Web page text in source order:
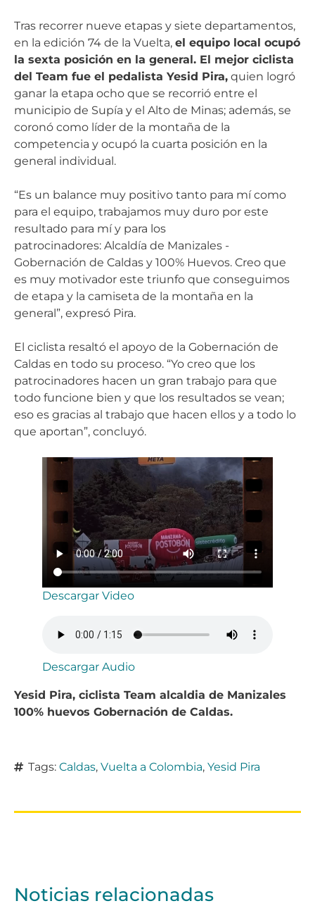
Tras recorrer nueve etapas y siete departamentos,
en la edición 74 de la Vuelta, el equipo local ocupó
la sexta posición en la general. El mejor ciclista
del Team fue el pedalista Yesid Pira, quien logró
ganar la etapa ocho que se recorrió entre el
municipio de Supía y el Alto de Minas; además, se
coronó como líder de la montaña de la
competencia y ocupó la cuarta posición en la
general individual.
“Es un balance muy positivo tanto para mí como
para el equipo, trabajamos muy duro por este
resultado para mí y para los
patrocinadores: Alcaldía de Manizales -
Gobernación de Caldas y 100% Huevos. Creo que
es muy motivador este triunfo que conseguimos
de etapa y la camiseta de la montaña en la
general”, expresó Pira.
El ciclista resaltó el apoyo de la Gobernación de
Caldas en todo su proceso. “Yo creo que los
patrocinadores hacen un gran trabajo para que
todo funcione bien y que los resultados se vean;
eso es gracias al trabajo que hacen ellos y a todo lo
que aportan”, concluyó.
Descargar Video
Descargar Audio
Yesid Pira, ciclista Team alcaldia de Manizales
100% huevos Gobernación de Caldas.
Tags: Caldas, Vuelta a Colombia, Yesid Pira
Noticias relacionadas